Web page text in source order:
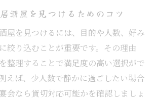
酒屋を見つけるためのコツ
屋を見つけるには、目的や人数、好み
絞り込むことが重要です。その理由
整理することで満足度の高い選択がで
えば、少人数で静かに過ごしたい場合
会なら貸切対応可能かを確認しましょ